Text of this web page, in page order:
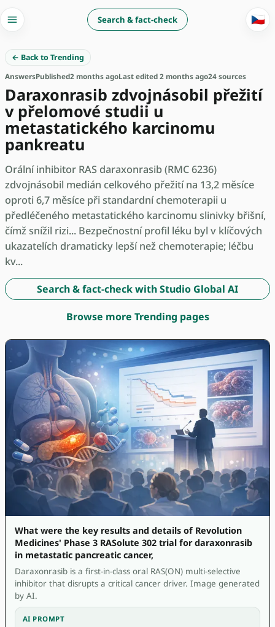
Search & fact-check 🇨🇿
← Back to Trending
AnswersPublished2 months agoLast edited 2 months ago24 sources
Daraxonrasib zdvojnásobil přežití
v přelomové studii u
metastatického karcinomu
pankreatu
Orální inhibitor RAS daraxonrasib (RMC 6236)
zdvojnásobil medián celkového přežití na 13,2 měsíce
oproti 6,7 měsíce při standardní chemoterapii u
předléčeného metastatického karcinomu slinivky břišní,
čímž snížil rizi... Bezpečnostní profil léku byl v klíčových
ukazatelích dramaticky lepší než chemoterapie; léčbu
kv...
Search & fact-check with Studio Global AI
Browse more Trending pages
What were the key results and details of Revolution
Medicines' Phase 3 RASolute 302 trial for daraxonrasib
in metastatic pancreatic cancer,
Daraxonrasib is a first-in-class oral RAS(ON) multi-selective
inhibitor that disrupts a critical cancer driver. Image generated
by AI.
AI PROMPT